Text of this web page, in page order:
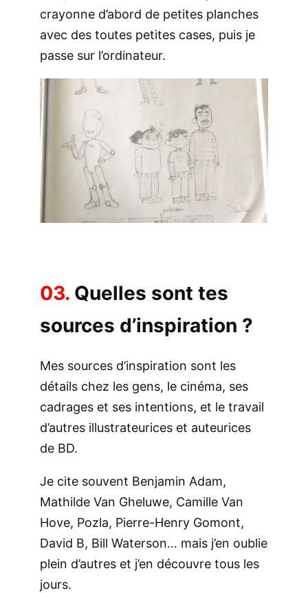
crayonne d’abord de petites planches
avec des toutes petites cases, puis je
passe sur l’ordinateur.
03. Quelles sont tes
sources d’inspiration ?
Mes sources d’inspiration sont les
détails chez les gens, le cinéma, ses
cadrages et ses intentions, et le travail
d’autres illustrateurices et auteurices
de BD.
Je cite souvent Benjamin Adam,
Mathilde Van Gheluwe, Camille Van
Hove, Pozla, Pierre-Henry Gomont,
David B, Bill Waterson… mais j’en oublie
plein d’autres et j’en découvre tous les
jours.